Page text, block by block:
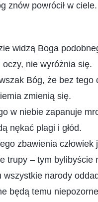
znów powrócił w ciele.
widzą Boga
oczy, nie wyróżnia się.
Bóg, że bez tego
zmienią się.
w niebie zapanuje
nękać plagi i głód.
zbawienia człowiek
trupy – tym bylibyście
wszystkie narody
będą temu